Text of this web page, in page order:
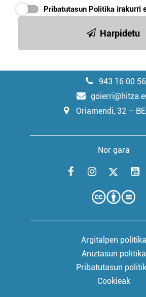
Pribatutasun Politika irakurri
Harpidetu
943 16 00 56
Oriamendi, 32 –
Nor gara
Argitalpen politika
Aniztasun politika
Pribatutasun
Cookieak